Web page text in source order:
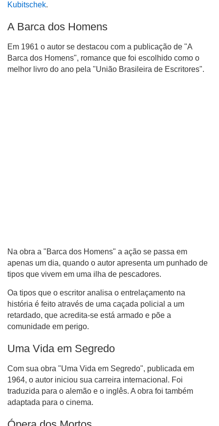
Kubitschek.
A Barca dos Homens
Em 1961 o autor se destacou com a publicação de "A
Barca dos Homens", romance que foi escolhido como o
melhor livro do ano pela "União Brasileira de Escritores".
Na obra a "Barca dos Homens" a ação se passa em
apenas um dia, quando o autor apresenta um punhado de
tipos que vivem em uma ilha de pescadores.
Oa tipos que o escritor analisa o entrelaçamento na
história é feito através de uma caçada policial a um
retardado, que acredita-se está armado e põe a
comunidade em perigo.
Uma Vida em Segredo
Com sua obra "Uma Vida em Segredo", publicada em
1964, o autor iniciou sua carreira internacional. Foi
traduzida para o alemão e o inglês. A obra foi também
adaptada para o cinema.